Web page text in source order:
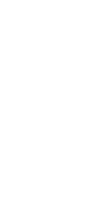
き作成されるも
をご了承くださ
にご登録され
社の共同利用者
とをご了承くだ
) : 1000ppm、
、
ない年数を意
要な手段を講じ
これらの製造装